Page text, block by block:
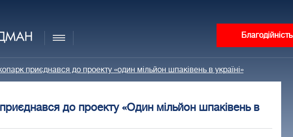
Благодійність
приєднався до проекту «один мільйон шпаківень в україні»
до проекту «Один мільйон шпаківень в